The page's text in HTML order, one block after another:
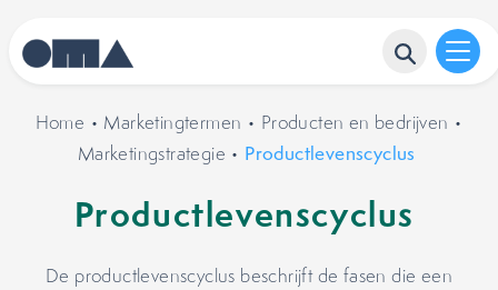
Home • Marketingtermen • Producten en bedrijven •
Marketingstrategie • Productlevenscyclus
Productlevenscyclus
De productlevenscyclus beschrijft de fasen die een